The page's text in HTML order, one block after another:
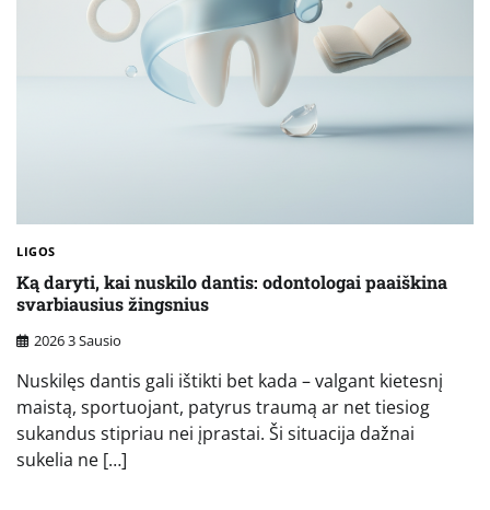
LIGOS
Ką daryti, kai nuskilo dantis: odontologai paaiškina
svarbiausius žingsnius
2026 3 Sausio
Nuskilęs dantis gali ištikti bet kada – valgant kietesnį
maistą, sportuojant, patyrus traumą ar net tiesiog
sukandus stipriau nei įprastai. Ši situacija dažnai
sukelia ne […]